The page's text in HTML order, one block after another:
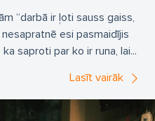
“darbā ir ļoti sauss gaiss,
esi pasmaidījis
saproti par ko ir runa, lai...
Lasīt vairāk